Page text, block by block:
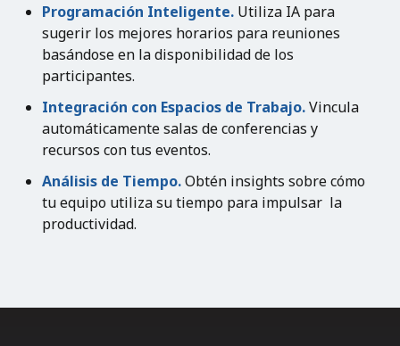
Programación Inteligente. Utiliza IA para
sugerir los mejores horarios para reuniones
basándose en la disponibilidad de los
participantes.
Integración con Espacios de Trabajo.Vincula
automáticamente salas de conferencias y
recursos con tus eventos.
Análisis de Tiempo.Obtén insights sobre cómo
tu equipo utiliza su tiempo para impulsar la
productividad.